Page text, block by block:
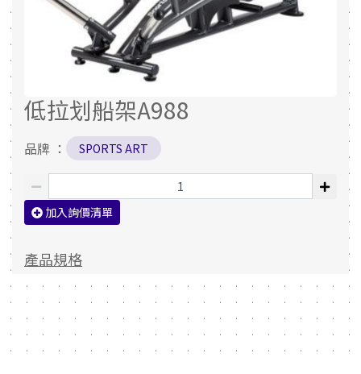
低拉划船架A988
品牌 ： SPORTS ART
加入詢價清單
產品規格